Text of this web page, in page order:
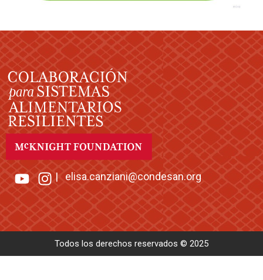
|elisa.canziani@condesan.org
Todos los derechos reservados © 2025